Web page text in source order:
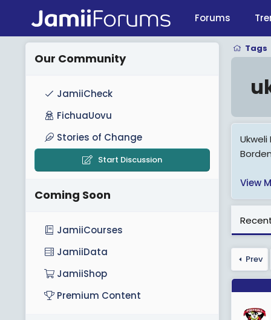
Forums
Tags
View
Prev
Our Community
JamiiCheck
FichuaUovu
Stories of Change
Start Discussion
Coming Soon
JamiiCourses
JamiiData
JamiiShop
Premium Content